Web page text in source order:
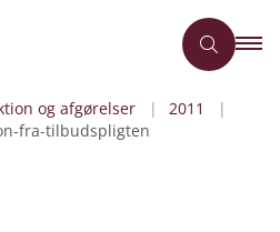
og afgørelser
2011
fra-tilbudspligten